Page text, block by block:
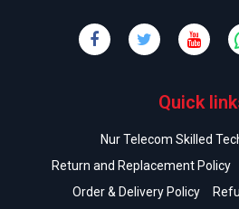
Quick
Nur Telecom Skilled
Return and Replacement Policy
Order & Delivery Policy